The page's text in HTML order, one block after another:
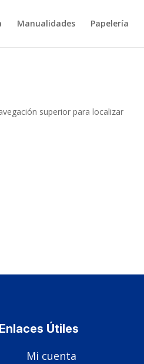
Manualidades Papelería
superior para localizar
Enlaces Útiles
Mi cuenta